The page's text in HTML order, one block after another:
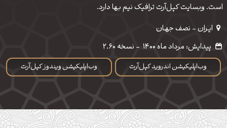
است. وبسایت کپل‌آرت ترافیک نیم بها دارد.
ایـران - نصف جهـان
وب‌اپلیکیشن اندروید کپل‌آرت وب‌اپلیکیشن ویندوز کپل‌آرت
پیدایش: مرداد ماه 1400 - نسخه 2.60